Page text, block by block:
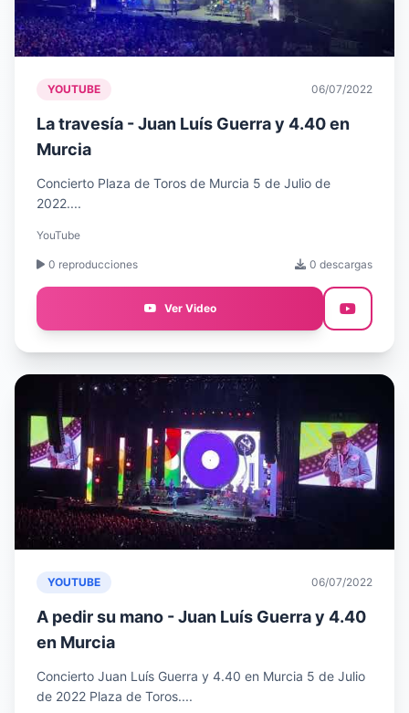
YOUTUBE 06/07/2022
La travesía - Juan Luís Guerra y 4.40 en
Murcia
Concierto Plaza de Toros de Murcia 5 de Julio de
2022....
YouTube
0 reproducciones 0 descargas
Ver Video
YOUTUBE 06/07/2022
A pedir su mano - Juan Luís Guerra y 4.40
en Murcia
Concierto Juan Luís Guerra y 4.40 en Murcia 5 de Julio
de 2022 Plaza de Toros....